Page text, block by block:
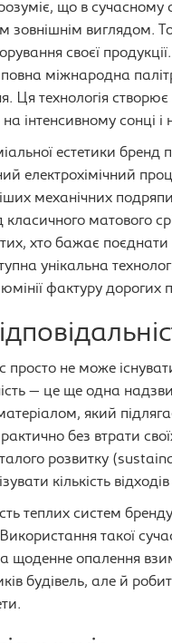
що в сучасному
зовнішнім виглядом.
своєї
повна міжнародна
Ця технологія
інтенсивному сонці
естетики бренд
електрохімічний
механічних
класичного матового
хто бажає
унікальна
фактуру дорогих
просто не може
— це ще одна
який
без втрати
розвитку
кількість
теплих систем
такої
щоденне опалення
будівель, але й